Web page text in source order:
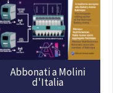
Abbonati a Molini
d'Italia